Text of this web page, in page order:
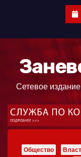
Сетевое
Общество